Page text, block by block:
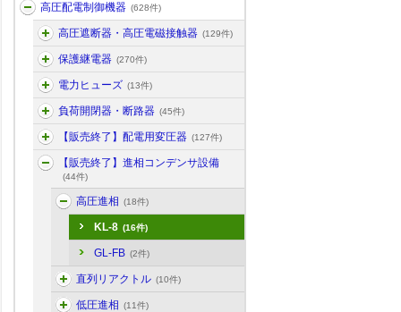
高圧配電制御機器 (628件)
高圧遮断器・高圧電磁接触器 (129件)
保護継電器 (270件)
電力ヒューズ (13件)
負荷開閉器・断路器 (45件)
【販売終了】配電用変圧器 (127件)
【販売終了】進相コンデンサ設備
(44件)
高圧進相 (18件)
KL-8 (16件)
GL-FB (2件)
直列リアクトル (10件)
低圧進相 (11件)